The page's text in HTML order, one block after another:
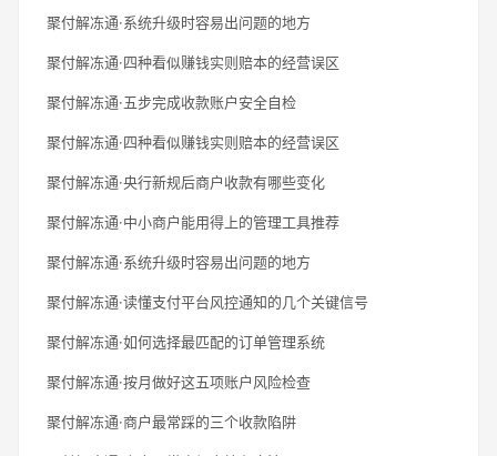
聚付解冻通·系统升级时容易出问题的地方
聚付解冻通·四种看似赚钱实则赔本的经营误区
聚付解冻通·五步完成收款账户安全自检
聚付解冻通·四种看似赚钱实则赔本的经营误区
聚付解冻通·央行新规后商户收款有哪些变化
聚付解冻通·中小商户能用得上的管理工具推荐
聚付解冻通·系统升级时容易出问题的地方
聚付解冻通·读懂支付平台风控通知的几个关键信号
聚付解冻通·如何选择最匹配的订单管理系统
聚付解冻通·按月做好这五项账户风险检查
聚付解冻通·商户最常踩的三个收款陷阱